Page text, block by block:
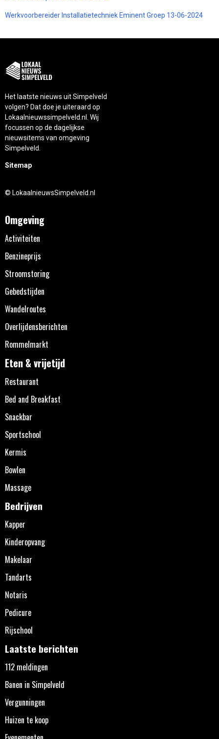
Werkvoorbereider Installatietechniek Eminent Groep 13-06-2024
Het laatste nieuws uit Simpelveld
volgen? Dat doe je uiteraard op
Lokaalnieuwssimpelveld.nl. Wij
focussen op de dagelijkse
nieuwsitems van omgeving
Simpelveld.
Sitemap
© LokaalnieuwsSimpelveld.nl
Omgeving
Activiteiten
Benzineprijs
Stroomstoring
Gebedstijden
Wandelroutes
Overlijdensberichten
Rommelmarkt
Eten & vrijetijd
Restaurant
Bed and Breakfast
Snackbar
Sportschool
Kermis
Bowlen
Massage
Bedrijven
Kapper
Kinderopvang
Makelaar
Tandarts
Notaris
Pedicure
Rijschool
Laatste berichten
112 meldingen
Banen in Simpelveld
Vergunningen
Huizen te koop